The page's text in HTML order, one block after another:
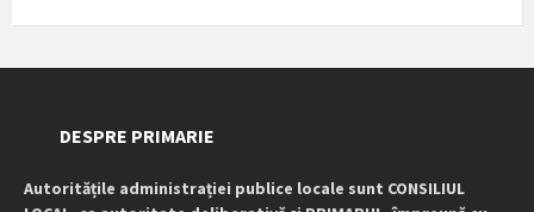
DESPRE PRIMARIE
Autoritățile administrației publice locale sunt CONSILIUL